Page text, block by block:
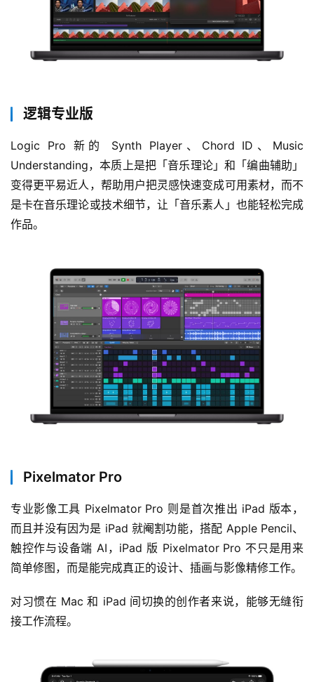
逻辑专业版
Logic Pro 新的 Synth Player、Chord ID、Music
Understanding，本质上是把「音乐理论」和「编曲辅助」
变得更平易近人，帮助用户把灵感快速变成可用素材，而不
是卡在音乐理论或技术细节，让「音乐素人」也能轻松完成
作品。
Pixelmator Pro
专业影像工具 Pixelmator Pro 则是首次推出 iPad 版本，
而且并没有因为是 iPad 就阉割功能，搭配 Apple Pencil、
触控作与设备端 AI，iPad 版 Pixelmator Pro 不只是用来
简单修图，而是能完成真正的设计、插画与影像精修工作。
对习惯在 Mac 和 iPad 间切换的创作者来说，能够无缝衔
接工作流程。